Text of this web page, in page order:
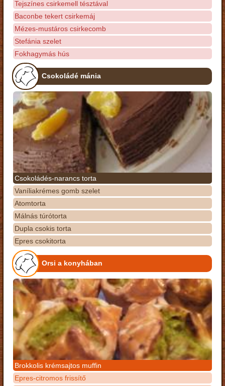
Tejszínes csirkemell tésztával
Baconbe tekert csirkemáj
Mézes-mustáros csirkecomb
Stefánia szelet
Fokhagymás hús
Csokoládé mánia
Csokoládés-narancs torta
Vaníliakrémes gomb szelet
Atomtorta
Málnás túrótorta
Dupla csokis torta
Epres csokitorta
Orsi a konyhában
Brokkolis krémsajtos muffin
Epres-citromos frissítő